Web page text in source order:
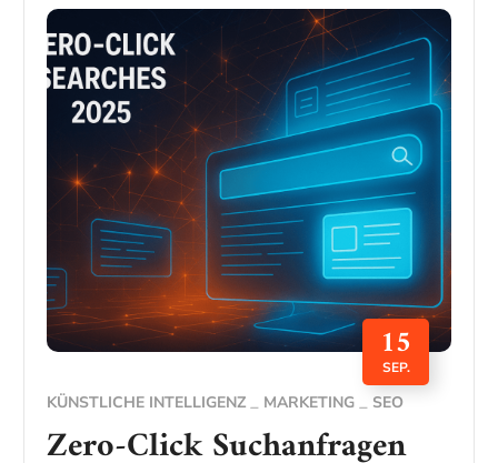
15
SEP.
KÜNSTLICHE INTELLIGENZ MARKETING SEO
Zero-Click Suchanfragen